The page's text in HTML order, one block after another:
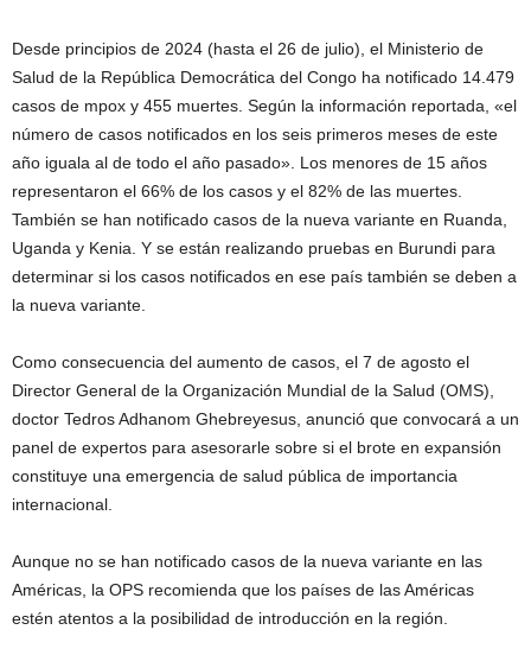
Desde principios de 2024 (hasta el 26 de julio), el Ministerio de
Salud de la República Democrática del Congo ha notificado 14.479
casos de mpox y 455 muertes. Según la información reportada, «el
número de casos notificados en los seis primeros meses de este
año iguala al de todo el año pasado». Los menores de 15 años
representaron el 66% de los casos y el 82% de las muertes.
También se han notificado casos de la nueva variante en Ruanda,
Uganda y Kenia. Y se están realizando pruebas en Burundi para
determinar si los casos notificados en ese país también se deben a
la nueva variante.
Como consecuencia del aumento de casos, el 7 de agosto el
Director General de la Organización Mundial de la Salud (OMS),
doctor Tedros Adhanom Ghebreyesus, anunció que convocará a un
panel de expertos para asesorarle sobre si el brote en expansión
constituye una emergencia de salud pública de importancia
internacional.
Aunque no se han notificado casos de la nueva variante en las
Américas, la OPS recomienda que los países de las Américas
estén atentos a la posibilidad de introducción en la región.